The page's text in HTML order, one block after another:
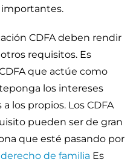
importantes.
CDFA deben rendir
requisitos. Es
que actúe como
los intereses
los propios. Los CDFA
pueden ser de gran
que esté pasando por
derecho de familia Es